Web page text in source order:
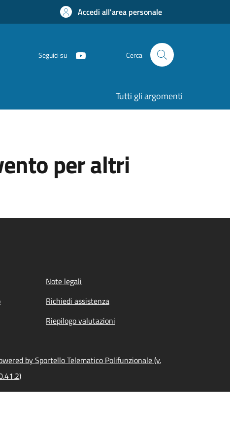
Accedi all'area personale
Seguici su Cerca
Tutti gli argomenti
per altri
Note legali
Richiedi assistenza
Riepilogo valutazioni
by Sportello Telematico Polifunzionale (v.